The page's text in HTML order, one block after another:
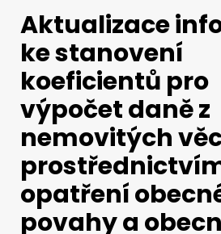
Daně
Mezinárodní spolupráce
Kontakty
Aktualizace
ke stanovení
koeficientů pro
výpočet daně z
nemovitých
opatření
povahy a